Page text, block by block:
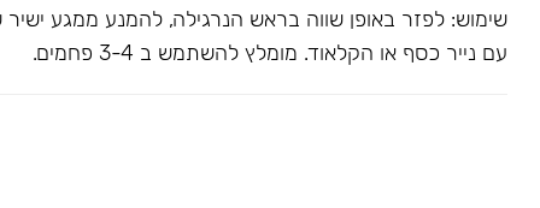
שימוש: לפזר באופן שווה בראש הנרגילה, להמנע ממגע
עם נייר כסף או הקלאוד. מומלץ להשתמש ב 3-4 פחמים.